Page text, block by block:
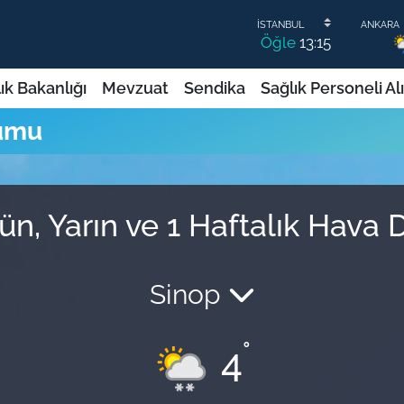
Öğle 13:15
Bakanlığı Mevzuat Sendika Sağlık Personeli
Yarın ve 1 Haftalık Hava
Sinop
4°